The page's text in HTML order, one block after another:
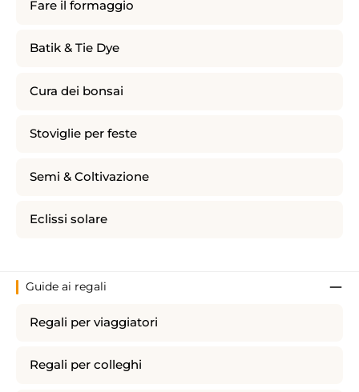
Fare il formaggio
Batik & Tie Dye
Cura dei bonsai
Stoviglie per feste
Semi & Coltivazione
Eclissi solare
Guide ai regali
Regali per viaggiatori
Regali per colleghi